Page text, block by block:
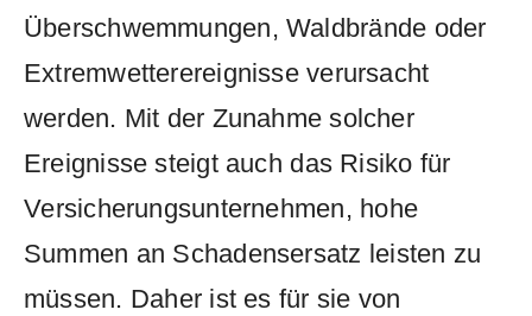
Überschwemmungen, Waldbrände ⁢oder⁣
Extremwetterereignisse verursacht
werden. ‌Mit der Zunahme‌ solcher‌
Ereignisse‍ steigt auch⁢ das Risiko ⁤für
⁣Versicherungsunternehmen, ⁤hohe⁣
Summen⁢ an ‌Schadensersatz⁢ leisten zu⁤
müssen.⁤ Daher​ ist es für sie ‌von